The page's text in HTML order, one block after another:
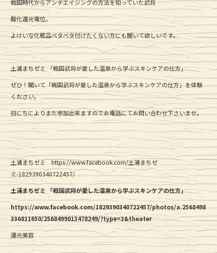
戦国時代からアンチエイジングの方法を知っていた武将
酸化還元電位。
よけいな化粧品ベタベタ付けたくない方にも聞いて欲しいです。
土浦まちゼミ 「戦国武将が愛した温泉から学ぶスキンケアの仕方」
ぜひ！聞いて「戦国武将が愛した温泉から学ぶスキンケアの仕方」を体験
ください。
日にちによりまだ参加出来ますのでお電話にてお問い合わせ下さいませ。
土浦まちゼミ https://www.facebook.com/土浦まちゼ
ミ-1829390340722457/
土浦まちゼミ 「戦国武将が愛した温泉から学ぶスキンケアの仕方」
https://www.facebook.com/1829390340722457/photos/a.2568498
336811650/2568499013478249/?type=3&theater
還元美容